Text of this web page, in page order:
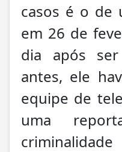
casos é o de
em 26 de
dia após ser
antes, ele
equipe de
uma